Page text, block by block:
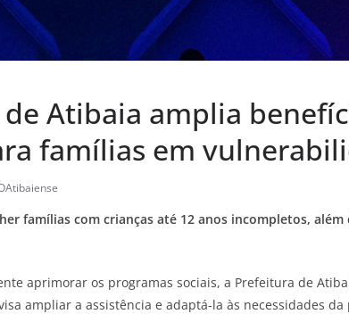
Atibaia amplia
famílias em
famílias com crianças até 12 anos incompletos,
aprimorar os programas sociais, a Prefeitura de
ampliar a assistência e adaptá-la às necessidades